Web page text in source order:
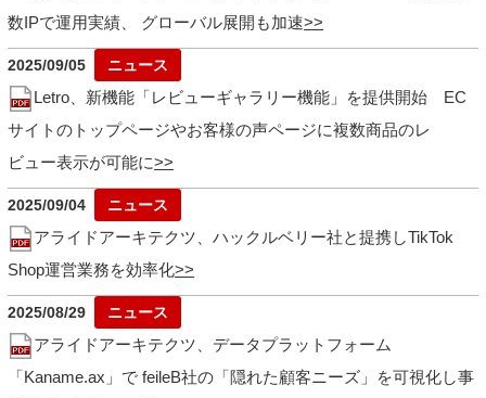
数IPで運用実績、 グローバル展開も加速
2025/09/05
Letro、新機能「レビューギャラリー機能」を提供開始 EC
サイトのトップページやお客様の声ページに複数商品のレ
ビュー表示が可能に
2025/09/04
アライドアーキテクツ、ハックルベリー社と提携しTikTok
Shop運営業務を効率化
2025/08/29
アライドアーキテクツ、データプラットフォーム
「Kaname.ax」で feileB社の「隠れた顧客ニーズ」を可視化し事